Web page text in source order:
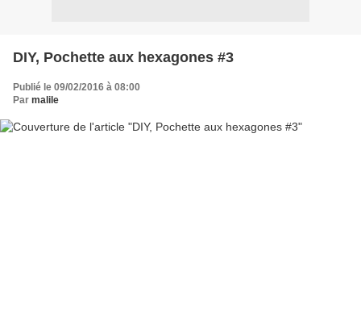
DIY, Pochette aux hexagones #3
Publié le 09/02/2016 à 08:00
Par malile